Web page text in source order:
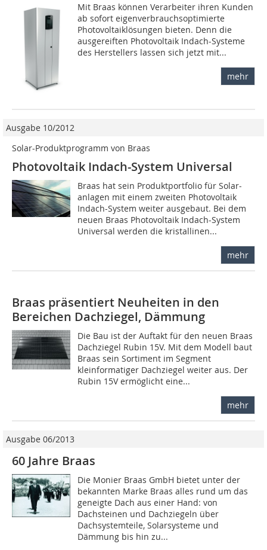
Mit Braas können Verarbeiter ihren Kunden
ab sofort eigenverbrauchsoptimierte
Photovoltaiklösungen bieten. Denn die
ausgereiften Photovoltaik Indach-Systeme
des Herstellers lassen sich jetzt mit...
mehr
Ausgabe 10/2012
Solar-Produktprogramm von Braas
Photovoltaik Indach-System Universal
Braas hat sein Produktportfolio für Solar­
anlagen mit einem zweiten Photovoltaik
Indach-System weiter ausgebaut. Bei dem
neuen Braas Photovoltaik Indach-System
Universal werden die kristallinen...
mehr
Braas präsentiert Neuheiten in den
Bereichen Dachziegel, Dämmung
Die Bau ist der Auftakt für den neuen Braas
Dachziegel Rubin 15V. Mit dem Modell baut
Braas sein Sortiment im Segment
kleinformatiger Dachziegel weiter aus. Der
Rubin 15V ermöglicht eine...
mehr
Ausgabe 06/2013
60 Jahre Braas
Die Monier Braas GmbH bietet unter der
bekannten Marke Braas alles rund um das
geneigte Dach aus einer Hand: von
Dachsteinen und Dachziegeln über
Dachsystemteile, Solarsysteme und
Dämmung bis hin zu...